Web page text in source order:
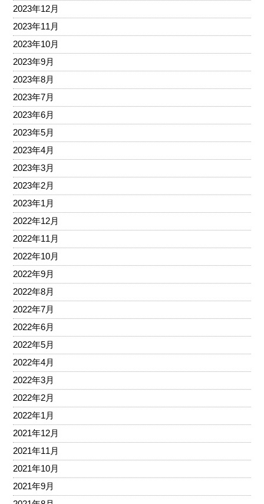
2023年12月
2023年11月
2023年10月
2023年9月
2023年8月
2023年7月
2023年6月
2023年5月
2023年4月
2023年3月
2023年2月
2023年1月
2022年12月
2022年11月
2022年10月
2022年9月
2022年8月
2022年7月
2022年6月
2022年5月
2022年4月
2022年3月
2022年2月
2022年1月
2021年12月
2021年11月
2021年10月
2021年9月